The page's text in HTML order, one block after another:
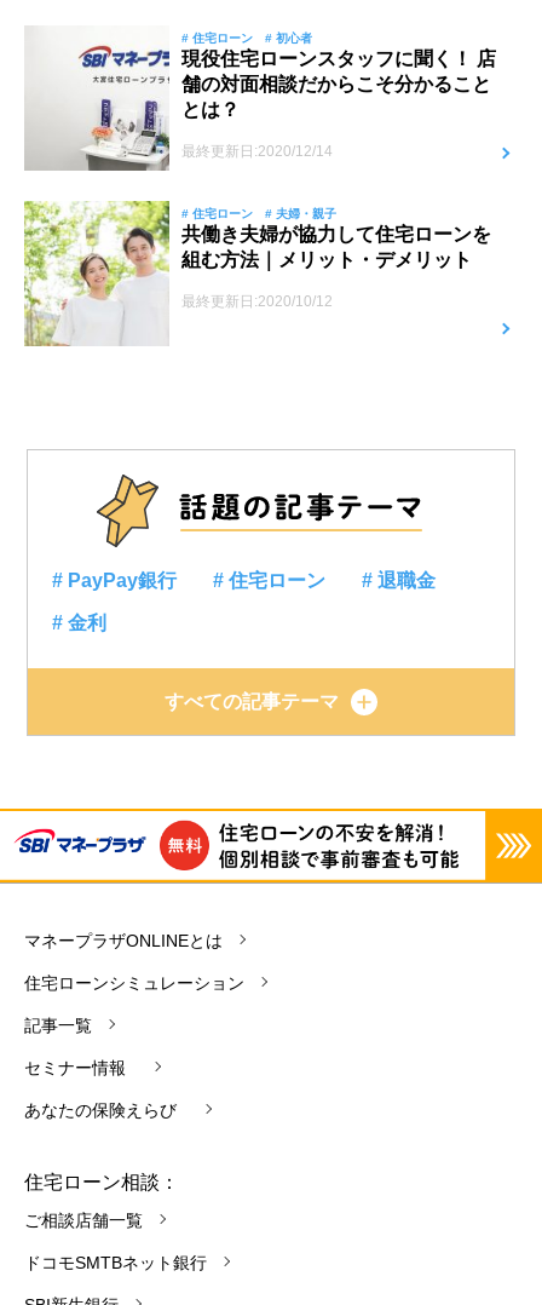
# 住宅ローン # 初心者
現役住宅ローンスタッフに聞く！ 店
舗の対面相談だからこそ分かること
とは？
最終更新日:2020/12/14
# 住宅ローン # 夫婦・親子
共働き夫婦が協力して住宅ローンを
組む方法｜メリット・デメリット
最終更新日:2020/10/12
# PayPay銀行 # 住宅ローン # 退職金
# 金利
すべての記事テーマ
マネープラザONLINEとは
住宅ローンシミュレーション
記事一覧
セミナー情報
あなたの保険えらび
住宅ローン相談：
ご相談店舗一覧
ドコモSMTBネット銀行